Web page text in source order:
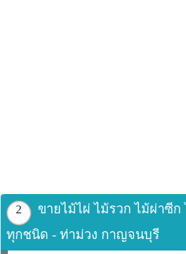
ไม้ไผ่ซางหม่น บาง 3” ยาว 6 ม. ลำ
ไม้ไผ่ซางหม่น บาง 4” ยาว 6 ม. ลำ
ไม้ไผ่ซางหม่น หนา 3” ยาว 6 ม. ลำล
ไม้ไผ่ซางหม่น หนา 4” ยาว 6 ม. ลำล
2
ขายไม้ไผ่ ไม้รวก ไม้ผ่าซี
ทุกชนิด - ท่าม่วง กาญจนบุรี